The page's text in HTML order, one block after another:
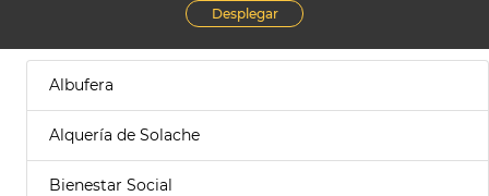
Desplegar
Albufera
Alquería de Solache
Bienestar Social